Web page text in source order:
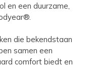
en een duurzame,
die bekendstaan
samen een
comfort biedt en